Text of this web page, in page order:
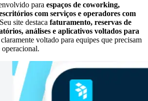
para espaços de coworking,
com serviços e operadores com
site destaca faturamento, reservas de
análises e aplicativos voltados para
voltado para equipes que precisam